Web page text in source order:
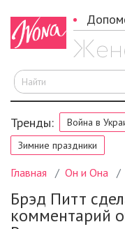
Тренды: Война в
Зимние праздники
Главная Он и Она
Брэд Питт
комментарий